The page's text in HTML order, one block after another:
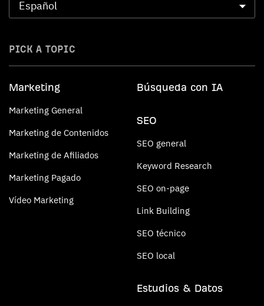
PICK A TOPIC
Marketing
Marketing General
Marketing de Contenidos
Marketing de Afiliados
Marketing Pagado
Vídeo Marketing
Búsqueda con IA
SEO
SEO general
Keyword Research
SEO on-page
Link Building
SEO técnico
SEO local
Estudios & Datos